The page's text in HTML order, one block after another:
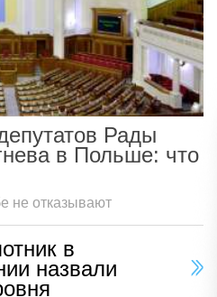
Рады
в Польше: что
не отказывают
в
назвали